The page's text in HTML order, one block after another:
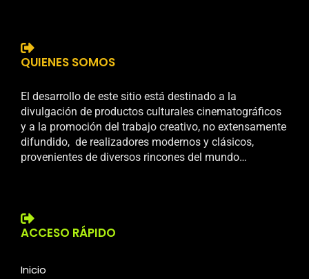
QUIENES SOMOS
El desarrollo de este sitio está destinado a la
divulgación de productos culturales cinematográficos
y a la promoción del trabajo creativo, no extensamente
difundido, de realizadores modernos y clásicos,
provenientes de diversos rincones del mundo…
ACCESO RÁPIDO
Inicio